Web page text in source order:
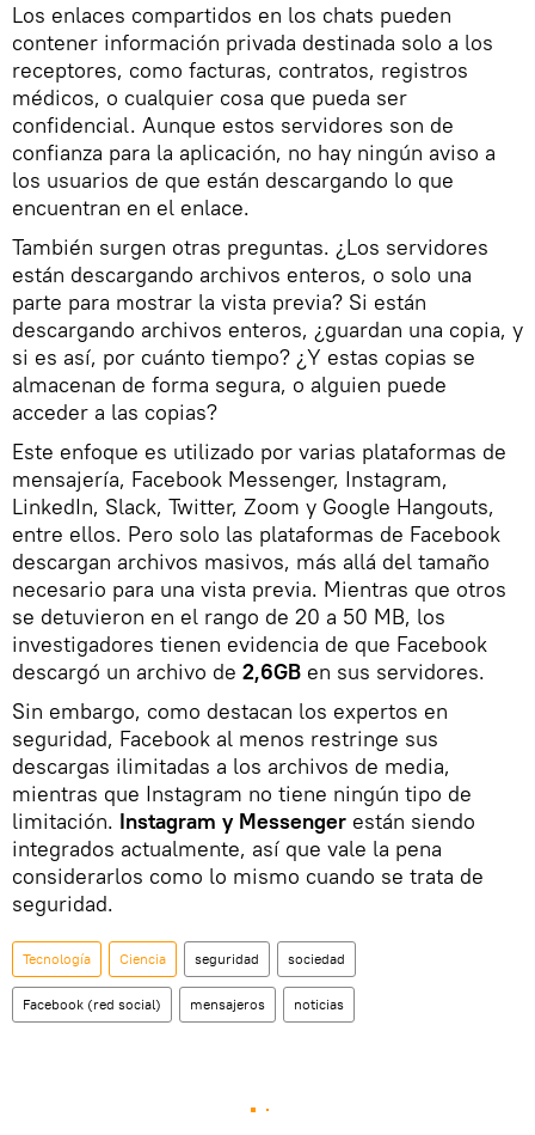
Los enlaces compartidos en los chats pueden
contener información privada destinada solo a los
receptores, como facturas, contratos, registros
médicos, o cualquier cosa que pueda ser
confidencial. Aunque estos servidores son de
confianza para la aplicación, no hay ningún aviso a
los usuarios de que están descargando lo que
encuentran en el enlace.
También surgen otras preguntas. ¿Los servidores
están descargando archivos enteros, o solo una
parte para mostrar la vista previa? Si están
descargando archivos enteros, ¿guardan una copia, y
si es así, por cuánto tiempo? ¿Y estas copias se
almacenan de forma segura, o alguien puede
acceder a las copias?
Este enfoque es utilizado por varias plataformas de
mensajería, Facebook Messenger, Instagram,
LinkedIn, Slack, Twitter, Zoom y Google Hangouts,
entre ellos. Pero solo las plataformas de Facebook
descargan archivos masivos, más allá del tamaño
necesario para una vista previa. Mientras que otros
se detuvieron en el rango de 20 a 50 MB, los
investigadores tienen evidencia de que Facebook
descargó un archivo de 2,6GB en sus servidores.
Sin embargo, como destacan los expertos en
seguridad, Facebook al menos restringe sus
descargas ilimitadas a los archivos de media,
mientras que Instagram no tiene ningún tipo de
limitación. Instagram y Messenger están siendo
integrados actualmente, así que vale la pena
considerarlos como lo mismo cuando se trata de
seguridad.
Tecnología Ciencia seguridad sociedad
Facebook (red social) mensajeros noticias